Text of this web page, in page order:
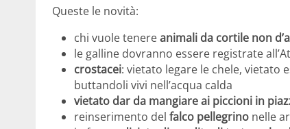
Queste le novità:
chi vuole tenereanimali da cortile non
le galline dovranno essere registrate
crostacei: vietato legare le chele, vietato
buttandoli vivi nell’acqua calda
vietato dar da mangiare ai piccioni in
reinserimento del falco pellegrino nelle